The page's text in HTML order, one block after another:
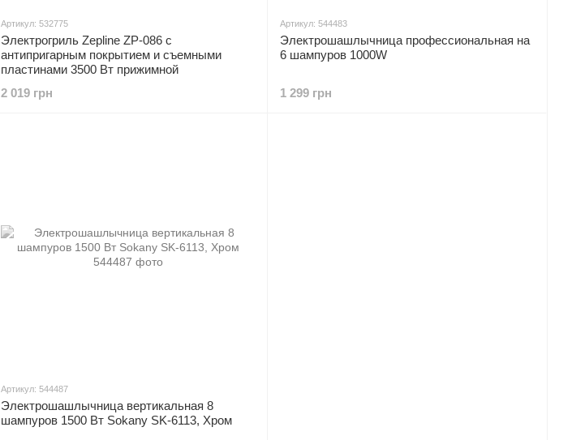
Артикул: 532775
Электрогриль Zepline ZP-086 с
антипригарным покрытием и съемными
пластинами 3500 Вт прижимной
2 019 грн
Артикул: 544483
Электрошашлычница профессиональная на
6 шампуров 1000W
1 299 грн
Артикул: 544487
Электрошашлычница вертикальная 8
шампуров 1500 Вт Sokany SK-6113, Хром